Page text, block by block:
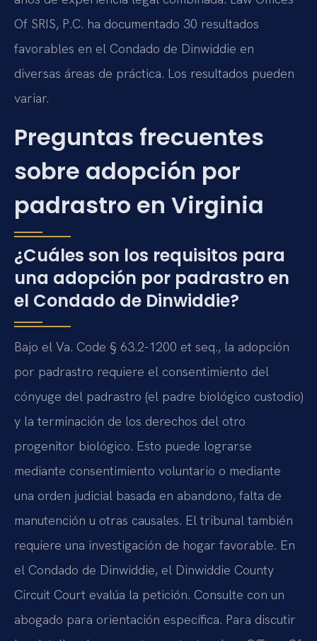
Of SRIS, P.C. ha documentado 30 resultados
favorables en el Condado de Dinwiddie en
diversas áreas de práctica. Los resultados pueden
variar.
Preguntas frecuentes
sobre adopción por
padrastro en Virginia
¿Cuáles son los requisitos para
una adopción por padrastro en
el Condado de Dinwiddie?
Bajo el Va. Code § 63.2-1200 et seq., la adopción
por padrastro requiere el consentimiento del
cónyuge del padrastro (el padre biológico custodio)
y la terminación de los derechos del otro
progenitor biológico. Esto puede lograrse
mediante consentimiento voluntario o mediante
una orden judicial basada en abandono, falta de
manutención u otras causales. El tribunal también
requiere una investigación de hogar favorable. En
el Condado de Dinwiddie, el Dinwiddie County
Circuit Court evalúa la petición. Consulte con un
abogado para orientación específica. Para discutir